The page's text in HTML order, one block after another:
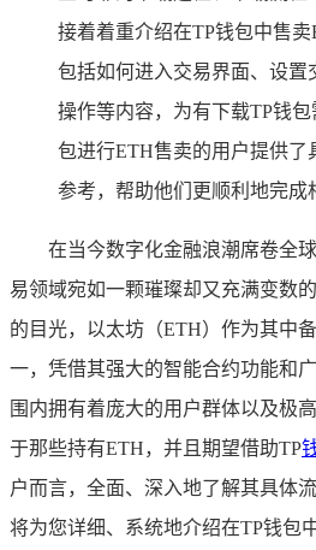
接着着重介绍在TP钱包中售卖
包括如何进入交易界面、设置
操作等内容，为有下载TP钱
包进行ETH售卖的用户提供了
参考，帮助他们更顺利地完成
在当今数字化金融浪潮席卷全
易领域宛如一颗璀璨却又充满变数
的目光，以太坊（ETH）作为其中
一，凭借其强大的智能合约功能和
围内拥有着庞大的用户群体以及极
于那些持有ETH，并且期望借助TP
户而言，全面、深入地了解其具体
将为您详细、系统地介绍在TP钱包